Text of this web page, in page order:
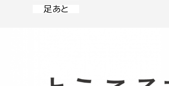
小・中学生
部に属さない室
足あと